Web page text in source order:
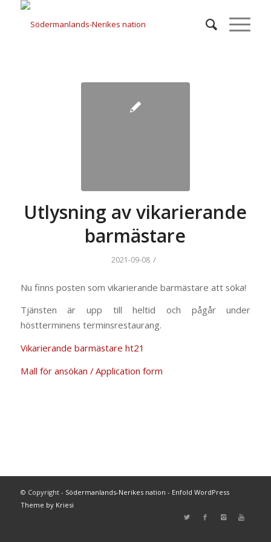
Utlysning av vikarierande
barmästare
2021-09-08 /
Nu finns posten som vikarierande barmästare att söka!
Tjänsten är upp till heltid och pågår under
höstterminens terminsrestaurang.
Vikarierande barmästare ht21
Mall för ansökan / Application form
© Copyright - Södermanlands-Nerikes nation - Enfold WordPress
Theme by Kriesi